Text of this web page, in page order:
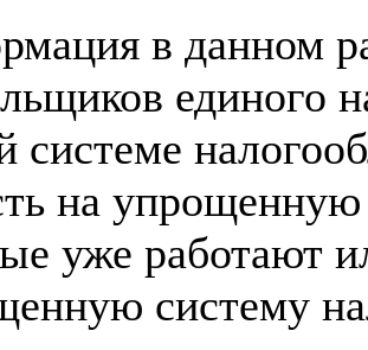
в данном
единого
системе
на
уже работают
систему